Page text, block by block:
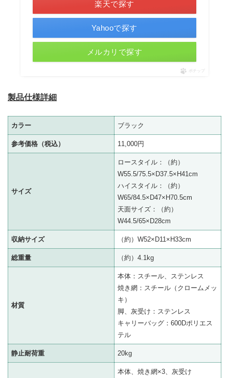
楽天で探す
Yahooで探す
メルカリで探す
ポチップ
製品仕様詳細
カラー ブラック
参考価格（税込） 11,000円
サイズ
ロースタイル：（約）
W55.5/75.5×D37.5×H41cm
ハイスタイル：（約）
W65/84.5×D47×H70.5cm
天面サイズ：（約）
W44.5/65×D28cm
収納サイズ （約）W52×D11×H33cm
総重量 （約）4.1kg
材質
本体：スチール、ステンレス
焼き網：スチール（クロームメッ
キ）
脚、灰受け：ステンレス
キャリーバッグ：600Dポリエス
テル
静止耐荷重 20kg
本体、焼き網×3、灰受け